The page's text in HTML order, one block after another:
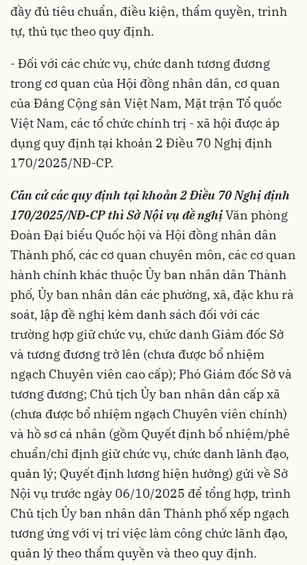
đầy đủ tiêu chuẩn, điều kiện, thẩm quyền, trình
tự, thủ tục theo quy định.
- Đối với các chức vụ, chức danh tương đương
trong cơ quan của Hội đồng nhân dân, cơ quan
của Đảng Cộng sản Việt Nam, Mặt trận Tổ quốc
Việt Nam, các tổ chức chính trị - xã hội được áp
dụng quy định tại khoản 2 Điều 70 Nghị định
170/2025/NĐ-CP.
Căn cứ các quy định tại khoản 2 Điều 70Nghị định
170/2025/NĐ-CPthì Sở Nội vụ đề nghịVăn phòng
Đoàn Đại biểu Quốc hội và Hội đồng nhân dân
Thành phố, các cơ quan chuyên môn, các cơ quan
hành chính khác thuộc Ủy ban nhân dân Thành
phố, Ủy ban nhân dân các phường, xã, đặc khu rà
soát, lập đề nghị kèm danh sách đối với các
trường hợp giữ chức vụ, chức danh Giám đốc Sở
và tương đương trở lên (chưa được bổ nhiệm
ngạch Chuyên viên cao cấp); Phó Giám đốc Sở và
tương đương; Chủ tịch Ủy ban nhân dân cấp xã
(chưa được bổ nhiệm ngạch Chuyên viên chính)
và hồ sơ cá nhân (gồm Quyết định bổ nhiệm/phê
chuẩn/chỉ định giữ chức vụ, chức danh lãnh đạo,
quản lý; Quyết định lương hiện hưởng) gửi về Sở
Nội vụ trước ngày 06/10/2025 để tổng hợp, trình
Chủ tịch Ủy ban nhân dân Thành phố xếp ngạch
tương ứng với vị trí việc làm công chức lãnh đạo,
quản lý theo thẩm quyền và theo quy định.